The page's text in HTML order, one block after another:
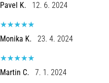
(ITBS),
ist
ein
weit
gesundheitliches
Problem,
Pavel K. 12. 6. 2024
Monika K. 23. 4. 2024
Martin C. 7. 1. 2024